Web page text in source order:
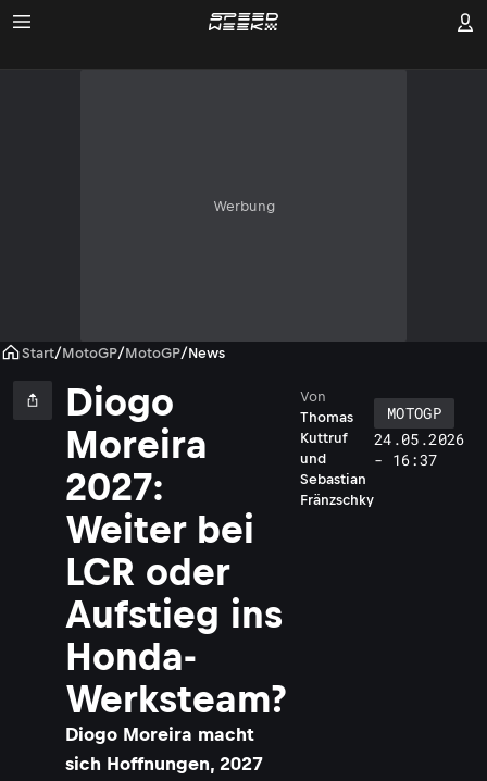
Werbung
Start/MotoGP/MotoGP/News
Diogo
Moreira
2027:
Weiter bei
LCR oder
Aufstieg ins
Honda-
Werksteam?
Diogo Moreira macht
sich Hoffnungen, 2027
Von
Thomas
Kuttruf
und
Sebastian
Fränzschky
MOTOGP
24.05.2026
- 16:37